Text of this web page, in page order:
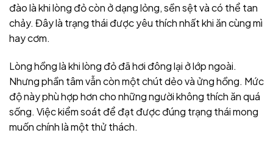
đào là khi lòng đỏ còn ở dạng lỏng, sền sệt và có thể tan
chảy. Đây là trạng thái được yêu thích nhất khi ăn cùng mì
hay cơm.
Lòng hồng là khi lòng đỏ đã hơi đông lại ở lớp ngoài.
Nhưng phần tâm vẫn còn một chút dẻo và ửng hồng. Mức
độ này phù hợp hơn cho những người không thích ăn quá
sống. Việc kiểm soát để đạt được đúng trạng thái mong
muốn chính là một thử thách.